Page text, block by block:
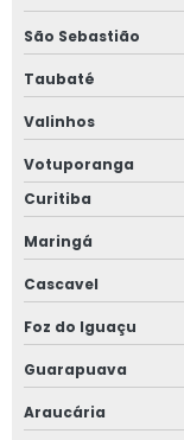
São Sebastião
Taubaté
Valinhos
Votuporanga
Curitiba
Maringá
Cascavel
Foz do Iguaçu
Guarapuava
Araucária